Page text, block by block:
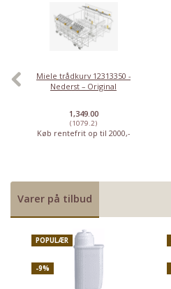
Miele trådkurv 12313350 -
Nederst – Original
1,349.00
(1079.2)
Køb rentefrit op til 2000,-
Varer på tilbud
POPULÆR
-9%